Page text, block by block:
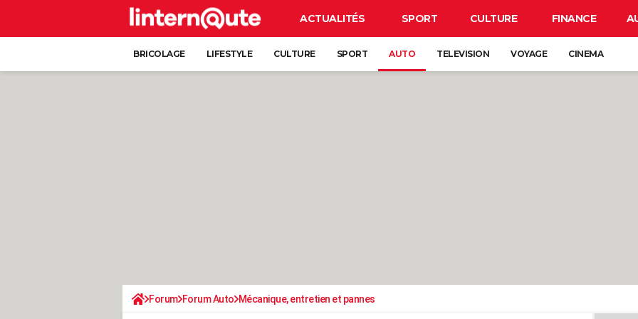
ACTUALITÉS SPORT CULTURE FINANCE
BRICOLAGE LIFESTYLE CULTURE SPORT AUTO TELEVISION VOYAGE CINEMA
Forum Forum Auto Mécanique, entretien et pannes